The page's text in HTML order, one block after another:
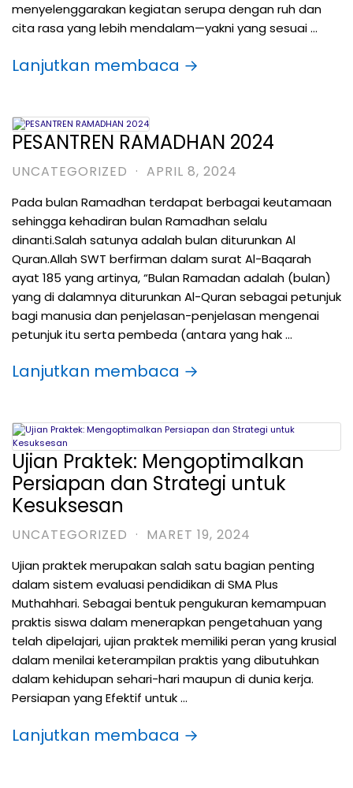
menyelenggarakan kegiatan serupa dengan ruh dan
cita rasa yang lebih mendalam—yakni yang sesuai …
Lanjutkan membaca →
PESANTREN RAMADHAN 2024
UNCATEGORIZED · APRIL 8, 2024
Pada bulan Ramadhan terdapat berbagai keutamaan
sehingga kehadiran bulan Ramadhan selalu
dinanti.Salah satunya adalah bulan diturunkan Al
Quran.Allah SWT berfirman dalam surat Al-Baqarah
ayat 185 yang artinya, “Bulan Ramadan adalah (bulan)
yang di dalamnya diturunkan Al-Quran sebagai petunjuk
bagi manusia dan penjelasan-penjelasan mengenai
petunjuk itu serta pembeda (antara yang hak …
Lanjutkan membaca →
Ujian Praktek: Mengoptimalkan
Persiapan dan Strategi untuk
Kesuksesan
UNCATEGORIZED · MARET 19, 2024
Ujian praktek merupakan salah satu bagian penting
dalam sistem evaluasi pendidikan di SMA Plus
Muthahhari. Sebagai bentuk pengukuran kemampuan
praktis siswa dalam menerapkan pengetahuan yang
telah dipelajari, ujian praktek memiliki peran yang krusial
dalam menilai keterampilan praktis yang dibutuhkan
dalam kehidupan sehari-hari maupun di dunia kerja.
Persiapan yang Efektif untuk …
Lanjutkan membaca →